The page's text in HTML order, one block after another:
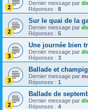
Dernier message par
Réponses : 8
Sur le quai de la
Dernier message par
Réponses : 5
Une journée bien
Dernier message par
Réponses : 3
Ballade et
Dernier message par
Réponses : 1
Ballade de
Dernier message par
Réponses : 4